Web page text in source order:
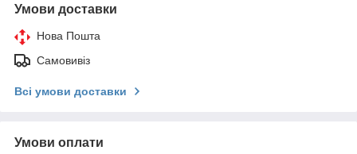
Умови доставки
Нова Пошта
Самовивіз
Всі умови доставки
Умови оплати